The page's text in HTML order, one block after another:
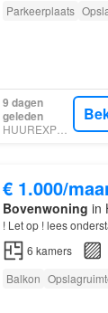
Parkeerplaats
9 dagen
geleden
HUUREXPERT
€ 1.000/
Bovenwoning in
! Let op ! lees
6 kamers
Balkon